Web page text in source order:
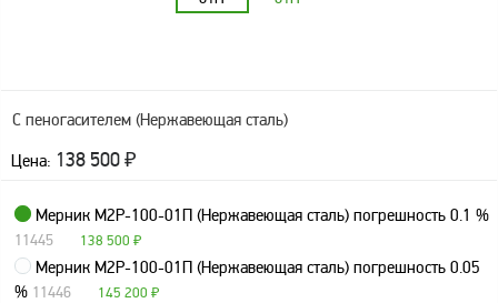
Устройства громкой
связи и оповещения
з/ч и комплектующие
Резервуарное
оборудование
С пеногасителем (Нержавеющая сталь)
Цена: 138 500₽
Мерник М2Р-100-01П (Нержавеющая сталь) погрешность 0.1 %
11445 138 500 ₽
Мерник М2Р-100-01П (Нержавеющая сталь) погрешность 0.05
% 11446 145 200 ₽